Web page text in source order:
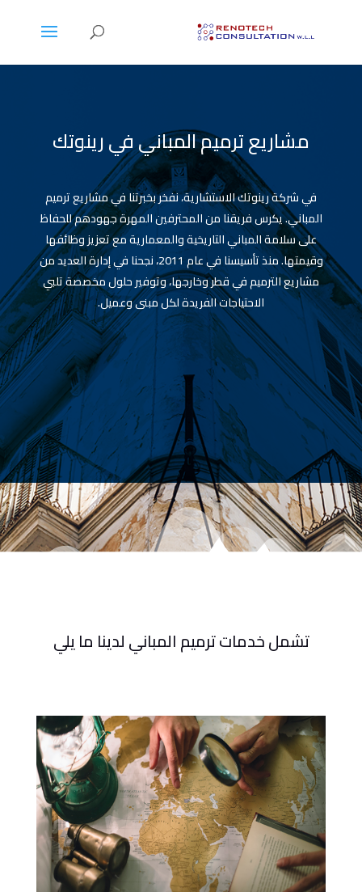
مشاريع ترميم المباني في رينوتك
في شركة رينوتك الاستشارية، نفخر بخبرتنا في مشاريع ترميم
المباني. يكرس فريقنا من المحترفين المهرة جهودهم للحفاظ
على سلامة المباني التاريخية والمعمارية مع تعزيز وظائفها
وقيمتها. منذ تأسيسنا في عام 2011، نجحنا في إدارة العديد من
مشاريع الترميم في قطر وخارجها، وتوفير حلول مخصصة تلبي
الاحتياجات الفريدة لكل مبنى وعميل.
تشمل خدمات ترميم المباني لدينا ما يلي